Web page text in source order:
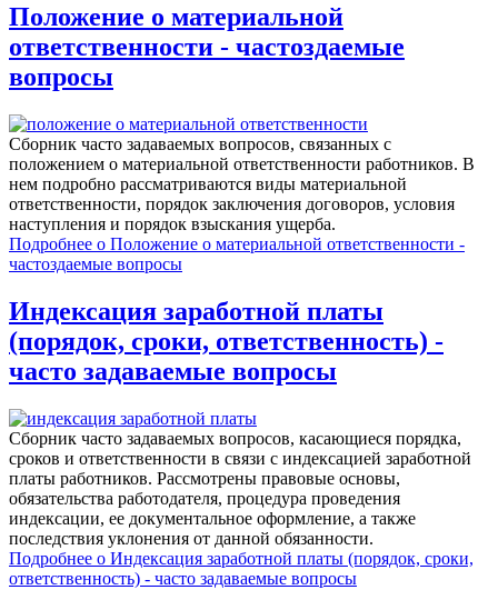
Положение о материальной
ответственности - частоздаемые
вопросы
Сборник часто задаваемых вопросов, связанных с
положением о материальной ответственности работников. В
нем подробно рассматриваются виды материальной
ответственности, порядок заключения договоров, условия
наступления и порядок взыскания ущерба.
Подробнее о Положение о материальной ответственности -
частоздаемые вопросы
Индексация заработной платы
(порядок, сроки, ответственность) -
часто задаваемые вопросы
Сборник часто задаваемых вопросов, касающиеся порядка,
сроков и ответственности в связи с индексацией заработной
платы работников. Рассмотрены правовые основы,
обязательства работодателя, процедура проведения
индексации, ее документальное оформление, а также
последствия уклонения от данной обязанности.
Подробнее о Индексация заработной платы (порядок, сроки,
ответственность) - часто задаваемые вопросы